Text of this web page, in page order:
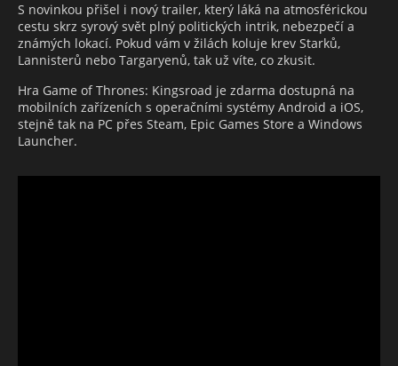
S novinkou přišel i nový trailer, který láká na atmosférickou
cestu skrz syrový svět plný politických intrik, nebezpečí a
známých lokací. Pokud vám v žilách koluje krev Starků,
Lannisterů nebo Targaryenů, tak už víte, co zkusit.
Hra Game of Thrones: Kingsroad je zdarma dostupná na
mobilních zařízeních s operačními systémy Android a iOS,
stejně tak na PC přes Steam, Epic Games Store a Windows
Launcher.